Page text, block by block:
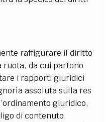
raffigurare il diritto
ruota, da cui partono
i rapporti giuridici
assoluta sulla res
giuridico,
di contenuto